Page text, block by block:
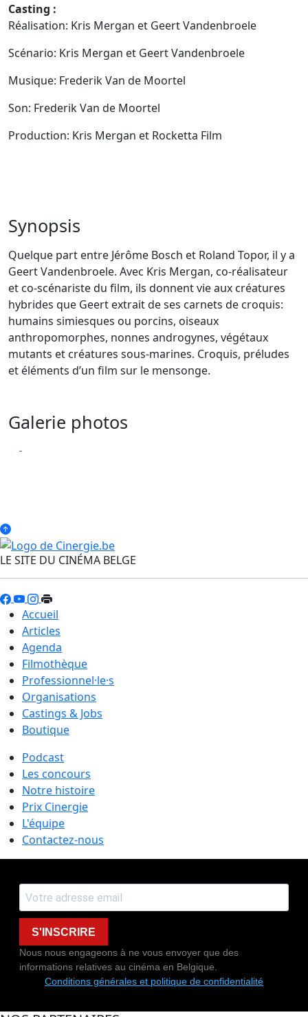
Casting :
Réalisation: Kris Mergan et Geert Vandenbroele
Scénario: Kris Mergan et Geert Vandenbroele
Musique: Frederik Van de Moortel
Son: Frederik Van de Moortel
Production: Kris Mergan et Rocketta Film
Synopsis
Quelque part entre Jérôme Bosch et Roland Topor, il y a
Geert Vandenbroele. Avec Kris Mergan, co-réalisateur
et co-scénariste du film, ils donnent vie aux créatures
hybrides que Geert extrait de ses carnets de croquis:
humains simiesques ou porcins, oiseaux
anthropomorphes, nonnes androgynes, végétaux
mutants et créatures sous-marines. Croquis, préludes
et éléments d’un film sur le mensonge.
Galerie photos
LE SITE DU CINÉMA BELGE
Accueil
Articles
Agenda
Filmothèque
Professionnel·le·s
Organisations
Castings & Jobs
Boutique
Podcast
Les concours
Notre histoire
Prix Cinergie
L'équipe
Contactez-nous
S'INSCRIRE
Nous nous engageons à ne vous envoyer que des
informations relatives au cinéma en Belgique.
Conditions générales et politique de confidentialité